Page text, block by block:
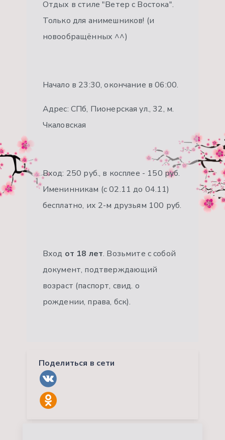
Отдых в стиле "Ветер с Востока".
Только для анимешников! (и
новообращённых ^^)
Начало в 23:30, окончание в 06:00.
Адрес: СПб, Пионерская ул., 32, м.
Чкаловская
Вход: 250 руб., в косплее - 150 руб.
Именинникам (с 02.11 до 04.11)
бесплатно, их 2-м друзьям 100 руб.
Вход от 18 лет. Возьмите с собой
документ, подтверждающий
возраст (паспорт, свид. о
рождении, права, бск).
Поделиться в сети